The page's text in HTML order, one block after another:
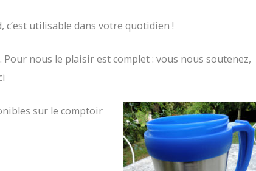
c’est utilisable dans votre quotidien !
nous le plaisir est complet : vous nous soutenez,
sur le comptoir